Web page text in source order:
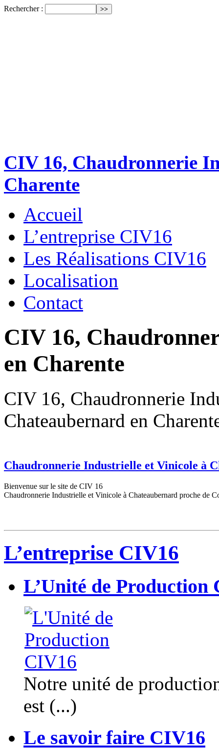
Rechercher :
CIV 16, Chaudronnerie
Charente
Accueil
L’entreprise CIV16
Les Réalisations CIV16
Localisation
Contact
CIV 16,
en Charente
CIV 16, Chaudronnerie
Chateaubernard en
Chaudronnerie Industrielle et Vinicole à
Bienvenue sur le site de CIV 16
Chaudronnerie Industrielle et Vinicole à Chateaubernard proche de
L’entreprise CIV16
L’Unité de Production
Notre unité de
est (...)
Le savoir faire CIV16